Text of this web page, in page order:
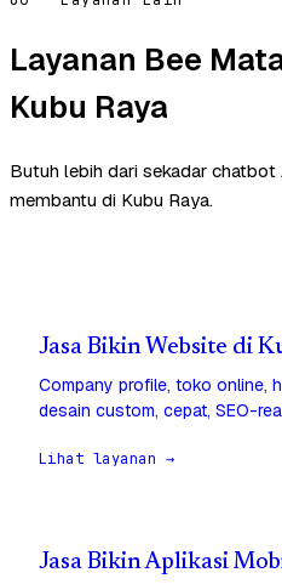
Layanan Bee
Kubu Raya
Butuh lebih dari sekadar
membantu di Kubu Raya.
Jasa Bikin Website di
Company profile, toko online,
desain custom, cepat, SEO-
Lihat layanan →
Jasa Bikin Aplikasi